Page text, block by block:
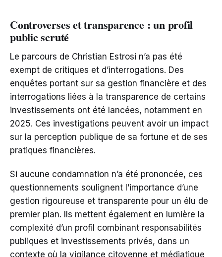
Controverses et transparence : un profil
public scruté
Le parcours de Christian Estrosi n’a pas été
exempt de critiques et d’interrogations. Des
enquêtes portant sur sa gestion financière et des
interrogations liées à la transparence de certains
investissements ont été lancées, notamment en
2025. Ces investigations peuvent avoir un impact
sur la perception publique de sa fortune et de ses
pratiques financières.
Si aucune condamnation n’a été prononcée, ces
questionnements soulignent l’importance d’une
gestion rigoureuse et transparente pour un élu de
premier plan. Ils mettent également en lumière la
complexité d’un profil combinant responsabilités
publiques et investissements privés, dans un
contexte où la vigilance citoyenne et médiatique